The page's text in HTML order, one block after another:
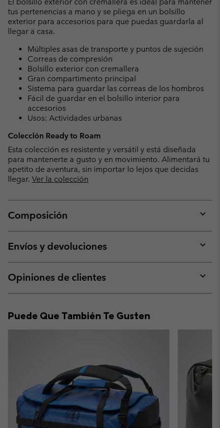
tus pertenencias a mano y se pliega en un bolsillo
exterior para accesorios para que puedas guardarla al
llegar a casa.
Múltiples asas de transporte y puntos de sujeción
Correas de compresión
Bolsillo exterior con cremallera
Gran compartimento principal
Sistema para guardar las correas de los hombros
Fácil de guardar en el bolsillo interior para
accesorios
Usos: Actividades urbanas
Colección Ready to Roam
Esta colección es resistente y versátil y está diseñada
para mantenerte a gusto y en movimiento. Alimentará tu
apetito de aventura, sin importar lo lejos que decidas
llegar. Ver la colección
Composición
or
Envíos y devoluciones
or
Opiniones de clientes
or
Puede Que También Te Gusten